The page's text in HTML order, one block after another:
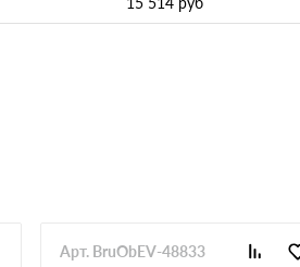
Арт. BruObEV-48833